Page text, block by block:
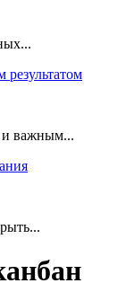
и важным...